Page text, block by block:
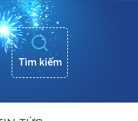
Tìm kiếm